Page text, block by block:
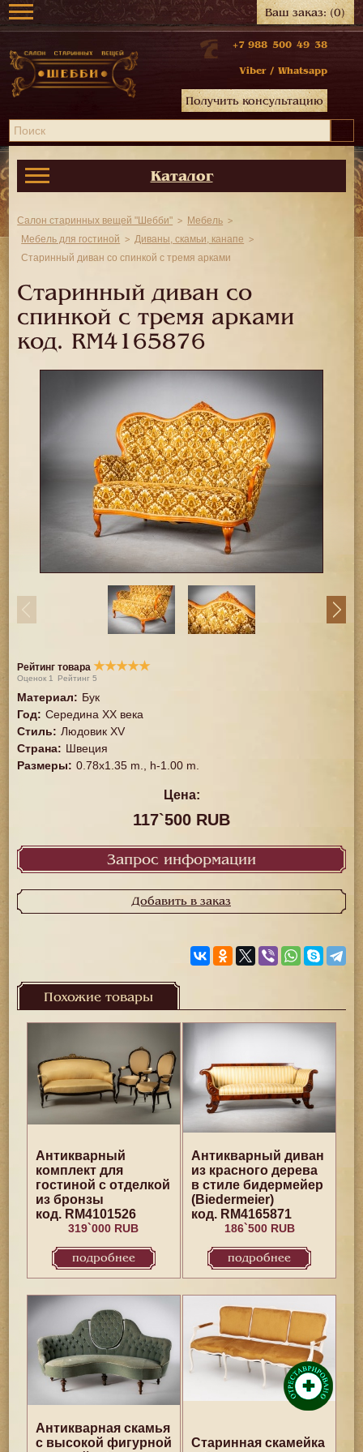
Ваш заказ:(0)
+7 988 500 49 38
Viber / Whatsapp
Получить консультацию
Каталог
Салон старинных вещей "Шебби"
Мебель
Мебель для гостиной
Диваны, скамьи, канапе
Старинный диван со спинкой с тремя арками
Старинный диван со
спинкой с тремя арками
код. RM4165876
Рейтинг товара ★★★★★
Оценок 1 Рейтинг5
Материал: Бук
Год: Середина XX векa
Стиль: Людовик XV
Страна: Швеция
Размеры: 0.78x1.35 m., h-1.00 m.
Цена:
117`500 RUB
Запрос информации
Добавить в заказ
Похожие товары
Антикварный
комплект для
гостиной с отделкой
из бронзы
код. RM4101526
319`000 RUB
подробнее
Антикварный диван
из красного дерева
в стиле бидермейер
(Biedermeier)
код. RM4165871
186`500 RUB
подробнее
Антикварная скамья
с высокой фигурной
Старинная скамейка